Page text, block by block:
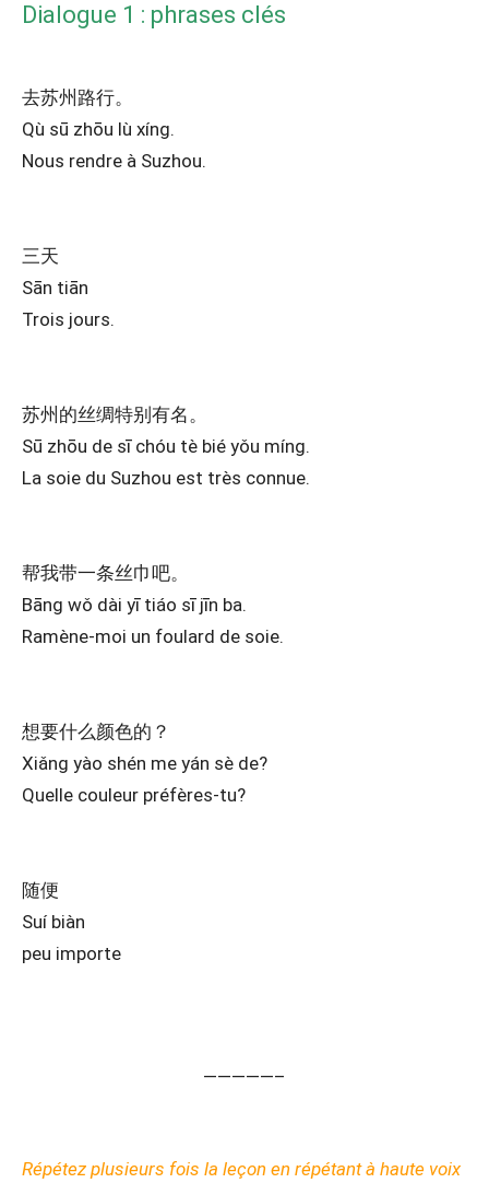
Dialogue 1 : phrases clés
去苏州路行。
Qù sū zhōu lù xíng.
Nous rendre à Suzhou.
三天
Sān tiān
Trois jours.
苏州的丝绸特别有名。
Sū zhōu de sī chóu tè bié yǒu míng.
La soie du Suzhou est très connue.
帮我带一条丝巾吧。
Bāng wǒ dài yī tiáo sī jīn ba.
Ramène-moi un foulard de soie.
想要什么颜色的？
Xiǎng yào shén me yán sè de?
Quelle couleur préfères-tu?
随便
Suí biàn
peu importe
—————–
Répétez plusieurs fois la leçon en répétant à haute voix